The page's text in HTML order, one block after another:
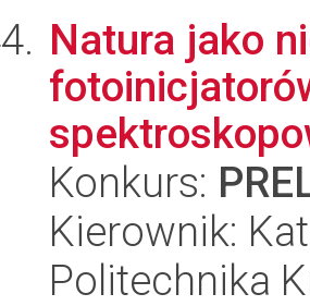
Natura jako
Konkurs:
Kierownik:
Politechnika